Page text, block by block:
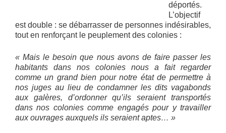
déportés.
L’objectif
est double : se débarrasser de personnes indésirables,
tout en renforçant le peuplement des colonies :
« Mais le besoin que nous avons de faire passer les
habitants dans nos colonies nous a fait regarder
comme un grand bien pour notre état de permettre à
nos juges au lieu de condamner les dits vagabonds
aux galères, d’ordonner qu’ils seraient transportés
dans nos colonies comme engagés pour y travailler
aux ouvrages auxquels ils seraient aptes… »